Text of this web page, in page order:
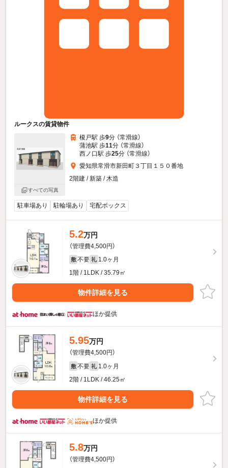
ルークスの賃貸物件
すべての写真
榎戸駅 歩9分 （常滑線）
蒲池駅 歩11分 （常滑線）
西ノ口駅 歩25分 （常滑線）
愛知県常滑市新田町３丁目１５０番地
2階建 / 新築 / 木造
駐車場あり 駐輪場あり 宅配ボックス
5.2万円
（管理費4,500円）
敷 不要 礼 1.0ヶ月
1階 / 1LDK / 35.79㎡
物件詳細を見る
ほか提供
5.95万円
（管理費4,500円）
敷 不要 礼 1.0ヶ月
2階 / 1LDK / 46.25㎡
物件詳細を見る
ほか提供
5.8万円
（管理費4,500円）